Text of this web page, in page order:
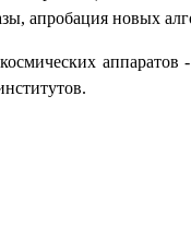
апробация новых
аппаратов